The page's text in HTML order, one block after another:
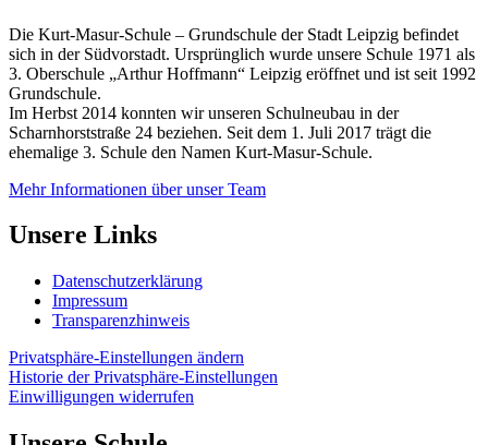
Die Kurt-Masur-Schule – Grundschule der Stadt Leipzig befindet
sich in der Südvorstadt. Ursprünglich wurde unsere Schule 1971 als
3. Oberschule „Arthur Hoffmann“ Leipzig eröffnet und ist seit 1992
Grundschule.
Im Herbst 2014 konnten wir unseren Schulneubau in der
Scharnhorststraße 24 beziehen. Seit dem 1. Juli 2017 trägt die
ehemalige 3. Schule den Namen Kurt-Masur-Schule.
Mehr Informationen über unser Team
Unsere Links
Datenschutzerklärung
Impressum
Transparenzhinweis
Privatsphäre-Einstellungen ändern
Historie der Privatsphäre-Einstellungen
Einwilligungen widerrufen